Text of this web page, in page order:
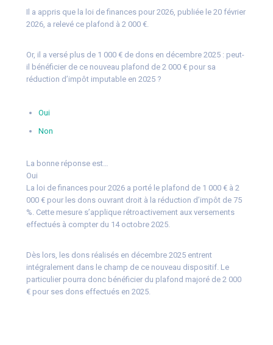
Il a appris que la loi de finances pour 2026, publiée le 20 février
2026, a relevé ce plafond à 2 000 €.
Or, il a versé plus de 1 000 € de dons en décembre 2025 : peut-
il bénéficier de ce nouveau plafond de 2 000 € pour sa
réduction d’impôt imputable en 2025 ?
Oui
Non
La bonne réponse est…
Oui
La loi de finances pour 2026 a porté le plafond de 1 000 € à 2
000 € pour les dons ouvrant droit à la réduction d’impôt de 75
%. Cette mesure s’applique rétroactivement aux versements
effectués à compter du 14 octobre 2025.
Dès lors, les dons réalisés en décembre 2025 entrent
intégralement dans le champ de ce nouveau dispositif. Le
particulier pourra donc bénéficier du plafond majoré de 2 000
€ pour ses dons effectués en 2025.